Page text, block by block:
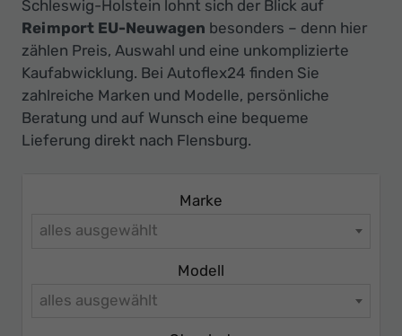
Preisen
-
Ihr
Innovatives
Autohaus
Schleswig-Holstein lohnt sich der Blick auf
Reimport EU-Neuwagen besonders – denn hier
zählen Preis, Auswahl und eine unkomplizierte
Kaufabwicklung. Bei Autoflex24 finden Sie
zahlreiche Marken und Modelle, persönliche
Beratung und auf Wunsch eine bequeme
Lieferung direkt nach Flensburg.
Marke
alles ausgewählt
Modell
alles ausgewählt